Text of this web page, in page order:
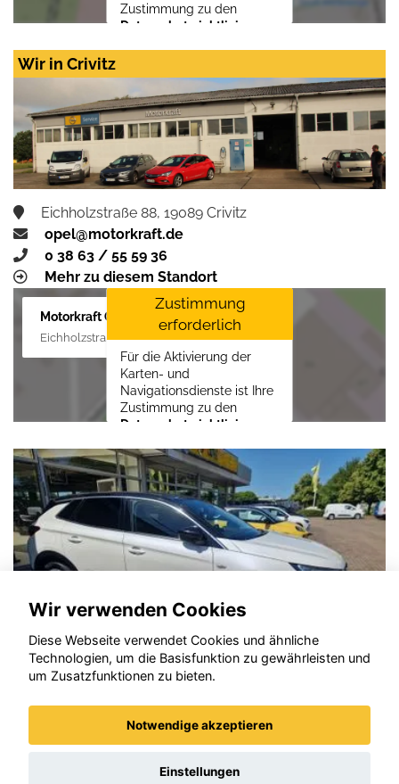
Zustimmung zu den
Datenschutzrichtlinien
Zustimmen und
aktivieren
Wir in Crivitz
Eichholzstraße 88, 19089 Crivitz
opel@motorkraft.de
0 38 63 / 55 59 36
Mehr zu diesem Standort
Motorkraft GmbH
Eichholzstraße 88, 19089 Crivitz
Zustimmung
erforderlich
Für die Aktivierung der
Karten- und
Navigationsdienste ist Ihre
Zustimmung zu den
Datenschutzrichtlinien
LLCerforderlich.
Zustimmen und
aktivieren
Opel Grandland (X)
Wir verwenden Cookies
Diese Webseite verwendet Cookies und ähnliche
Technologien, um die Basisfunktion zu gewährleisten und
um Zusatzfunktionen zu bieten.
Notwendige akzeptieren
Einstellungen